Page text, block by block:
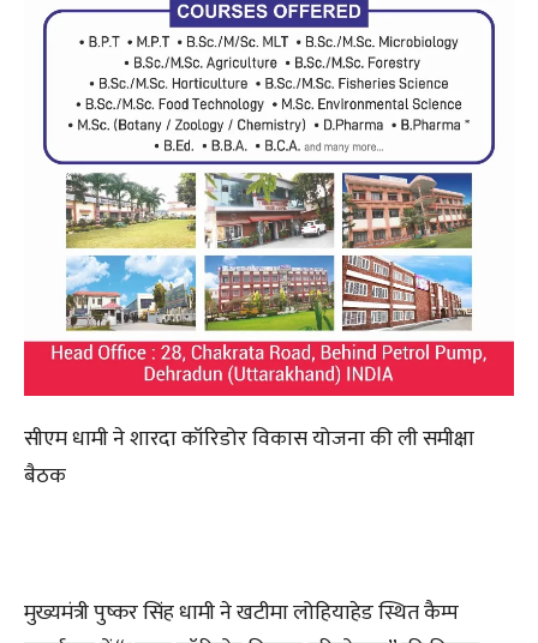
सीएम धामी ने शारदा कॉरिडोर विकास योजना की ली समीक्षा
बैठक
मुख्यमंत्री पुष्कर सिंह धामी ने खटीमा लोहियाहेड स्थित कैम्प